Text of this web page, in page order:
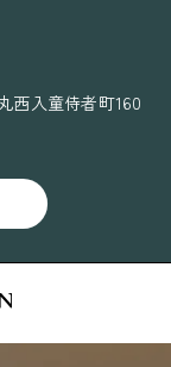
西入童侍者町160